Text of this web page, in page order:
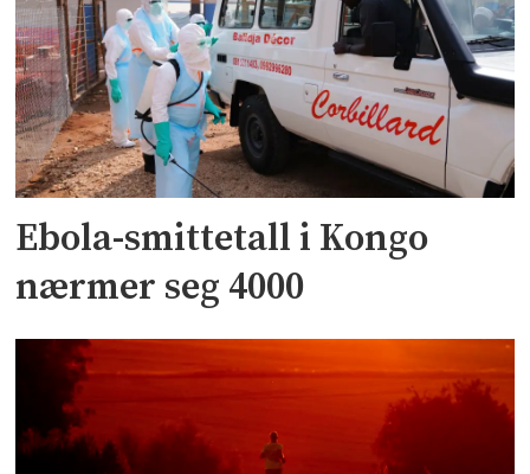
Ebola-smittetall i Kongo
nærmer seg 4000